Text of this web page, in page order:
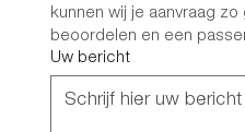
kunnen wij je aanvraag
beoordelen en een
Uw bericht